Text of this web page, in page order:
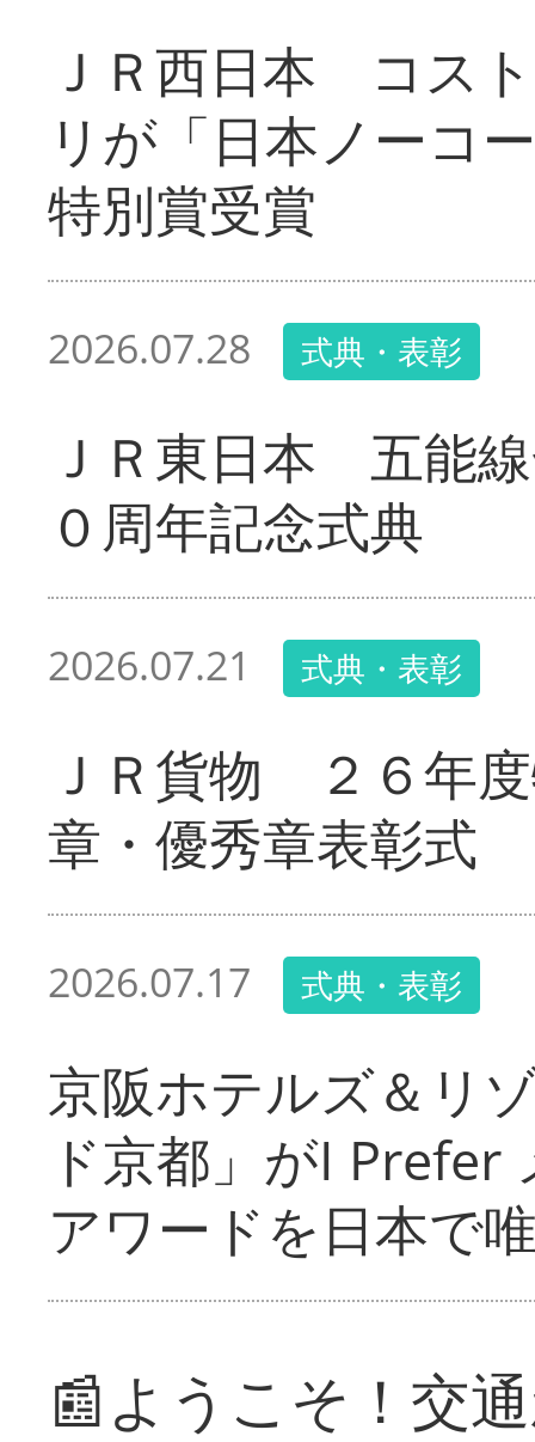
ＪＲ西日本 コス
リが「日本ノーコ
特別賞受賞
2026.07.28 式典・表彰
ＪＲ東日本 五能
０周年記念式典
2026.07.21 式典・表彰
ＪＲ貨物 ２６年
章・優秀章表彰式
2026.07.17 式典・表彰
京阪ホテルズ＆リ
ド京都」がI
アワードを日本で
📰ようこそ！交